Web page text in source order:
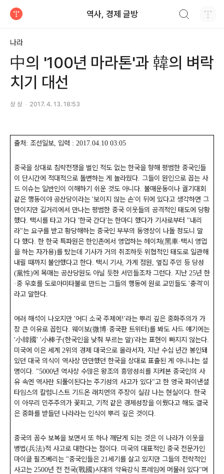
역사, 경제 글방
나라
中의 '100년 마라톤'과 韓의 벼락
치기 대선
상 상 2017. 4. 13. 18:53
출처: 조선일보, 입력 : 2017.04.10 03:05
중국을 상대로 침략전쟁을 벌인 적도 없는 한국을 향해 평범한 중국인들
이 단시간에 적대적으로 돌변하는 게 놀라웠다. 그들이 원인으로 꼽는 사
드 이슈는 일반인이 이해하기 쉬운 것도 아니다. 불매운동이나 궐기대회
같은 행동이야 공산당이라는 '보이지 않는 손'이 뒤에 있다고 생각하면 그
만이지만 길거리에서 만나는 평범한 중국 이웃들의 공격적인 태도에 당황
했다. 택시를 타고 가다 '한국 간다'는 한마디 했다가 기사로부터 "내리
라"는 요구를 받고 황당해하는 중국인 부부의 동영상이 나돌 정도니 말
다 했다. 한 한국 특파원은 한인촌에서 영업하는 헤이처(黑車·택시 영업
을 하는 자가용)를 탔는데 기사가 거의 취조하듯 위협적인 태도로 일관해
내릴 때까지 불안했다고 한다. 택시 기사, 가게 점원 옆집 주민 등 당성
(黨性)에 목매는 공산당원도 아닐 듯한 서민들조차 그런다. 지난 25년 한
· 중 우호를 도로아미타불로 만드는 그들의 행동에 원로 교민들도 '충격'이
라고 말한다.
여러 해석이 나오지만 '어디 소국 주제에!'라는 뿌리 깊은 중화주의가 가
장 큰 이유로 꼽힌다. 웨이보(微博· 중국판 트위터)를 봐도 사드 얘기에는
'小韓國' '小棒子(한국인을 낮춰 부르는 말)'라는 표현이 빠지지 않는다.
미국에 이은 세계 2위의 경제 대국으로 올라서자, 지난 수십 년간 봉인돼
있던 대국 의식이 역사상 만만했던 한국을 상대로 표출된 게 아니냐는 설
명이다. "5000년 역사상 수많은 왕조의 흥망성쇠를 지켜본 중국인의 사
유 속엔 역사란 되풀이된다는 주기성의 사고가 있다"고 한 영국 파이낸셜
타임스의 칼럼니스트 기드온 래치먼의 주장이 실감 나는 현실이다. 한국
이 아무리 민주주의가 꽃피고, 기적 같은 경제성장을 이뤘다고 해도 결국
은 중화를 받들던 나라라는 인식이 뿌리 깊은 것이다.
중국의 꼼수 보복을 보면서 또 하나 깨닫게 되는 것은 이 나라가 이웃을
병법(兵法)적 사고로 대한다는 점이다. 미국의 대표적인 중국 전문가인
마이클 필즈베리는 "중국인들은 21세기를 살고 있지만 그들의 전략적인
사고는 2500년 전 전국(戰國)시대의 약육강식 프레임에 머물러 있다"며